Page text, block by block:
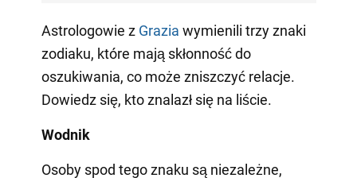
Astrologowie z Grazia wymienili trzy znaki
zodiaku, które mają skłonność do
oszukiwania, co może zniszczyć relacje.
Dowiedz się, kto znalazł się na liście.
Wodnik
Osoby spod tego znaku są niezależne,